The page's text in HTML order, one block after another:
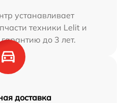
устанавливает
техники Lelit и
до 3 лет.
доставка